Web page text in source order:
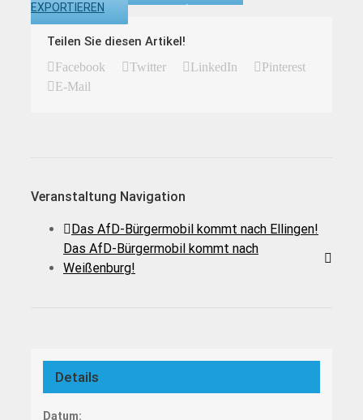
EXPORTIEREN
Teilen Sie diesen Artikel!
Facebook Twitter LinkedIn
Pinterest
E-Mail
Veranstaltung Navigation
Das AfD-Bürgermobil kommt nach Ellingen!
Das AfD-Bürgermobil kommt nach
Weißenburg!
Details
Datum: